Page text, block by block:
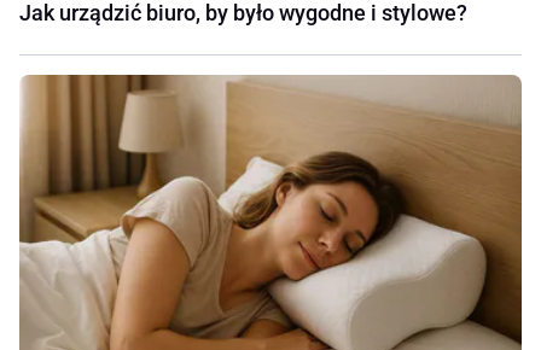
Jak urządzić biuro, by było wygodne i stylowe?